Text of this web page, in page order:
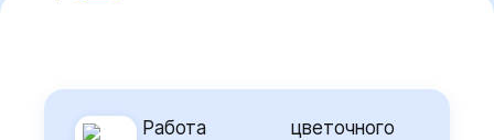
Работа цветочного